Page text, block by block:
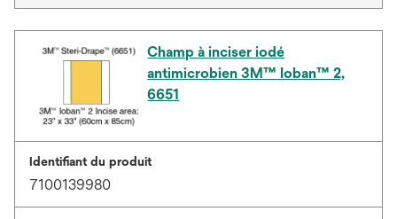
Champ à inciser iodé
antimicrobien 3M™ Ioban™ 2,
6651
Identifiant du produit
7100139980